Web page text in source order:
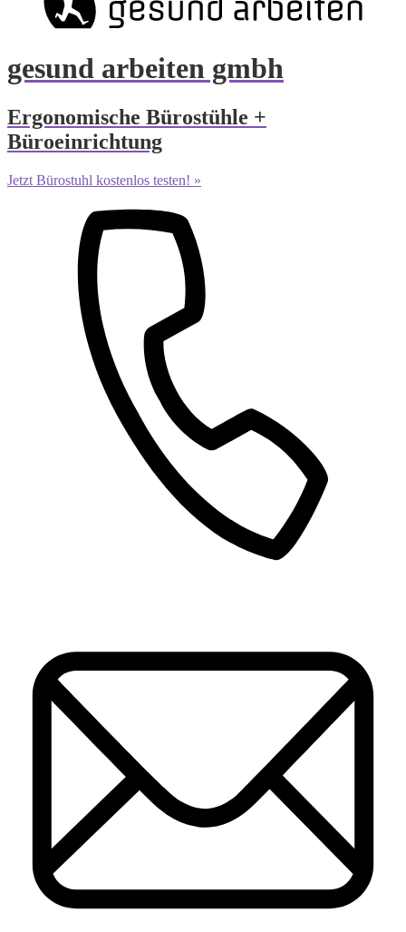
gesund arbeiten gmbh
Ergonomische Bürostühle +
Büroeinrichtung
Jetzt Bürostuhl kostenlos testen! »